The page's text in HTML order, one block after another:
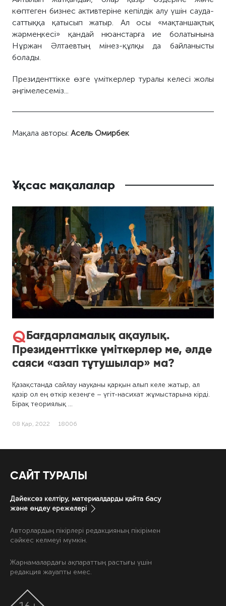
көптеген бизнес активтеріне кепілдік алу үшін сауда-
саттыққа қатысып жатыр. Ал осы «мақтаншақтық
жәрмеңкесі» қандай нюанстарға ие болатынына
Нұржан Әлтаевтың мінез-құлқы да байланысты
болады.
Президенттікке өзге үміткерлер туралы келесі жолы
әңгімелесеміз...
Мақала авторы:Асель Омирбек
Ұқсас мақалалар
Бағдарламалық ақаулық.
Президенттікке үміткерлер ме, әлде
саяси «азап тұтушылар» ма?
Қазақстанда сайлау науқаны қарқын алып келе жатыр, ал
қазір ол ең өткір кезеңге – үгіт-насихат жұмыстарына кірді.
Бірақ теориялық …
08 Қар, 2022 18006
САЙТ ТУРАЛЫ
Дәйексөз келтіру, материалдарды қайта басу
және өңдеу ережелері
Авторлардың пікірлері редакцияның пікірімен
сәйкес келмеуі мүмкін.
Жарнамалардағы ақпараттың растығы үшін
редакция жауапты емес.